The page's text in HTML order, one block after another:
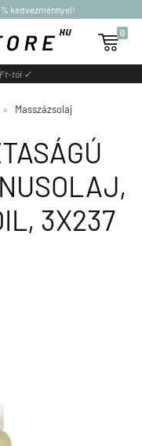
kedvezménnyel!

0
Ft-tól ✓
» Masszázsolaj
3X237